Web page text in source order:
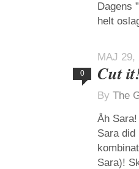
Dagens
helt
MAJ 29,
0 Cut
By The
Åh
Sara
Sara)!